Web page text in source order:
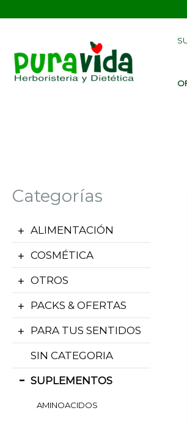
Categorías
ALIMENTACIÓN
COSMÉTICA
OTROS
PACKS & OFERTAS
PARA TUS SENTIDOS
SIN CATEGORIA
SUPLEMENTOS
AMINOACIDOS